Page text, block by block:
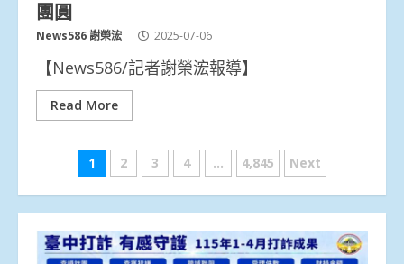
團圓
News586 謝榮浤 2025-07-06
【News586/記者謝榮浤報導】
Read More
文
章
分
1 2 3 4 ... 4,845 Next